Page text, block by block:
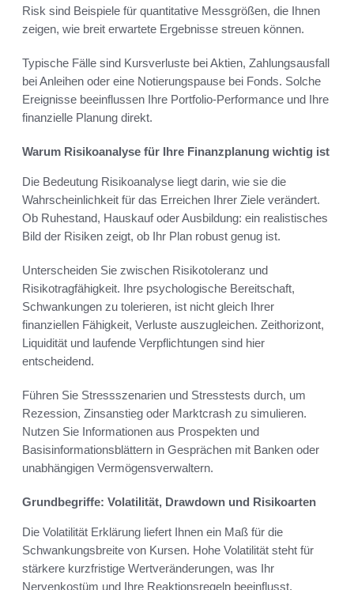
Risk sind Beispiele für quantitative Messgrößen, die Ihnen
zeigen, wie breit erwartete Ergebnisse streuen können.
Typische Fälle sind Kursverluste bei Aktien, Zahlungsausfall
bei Anleihen oder eine Notierungspause bei Fonds. Solche
Ereignisse beeinflussen Ihre Portfolio-Performance und Ihre
finanzielle Planung direkt.
Warum Risikoanalyse für Ihre Finanzplanung wichtig ist
Die Bedeutung Risikoanalyse liegt darin, wie sie die
Wahrscheinlichkeit für das Erreichen Ihrer Ziele verändert.
Ob Ruhestand, Hauskauf oder Ausbildung: ein realistisches
Bild der Risiken zeigt, ob Ihr Plan robust genug ist.
Unterscheiden Sie zwischen Risikotoleranz und
Risikotragfähigkeit. Ihre psychologische Bereitschaft,
Schwankungen zu tolerieren, ist nicht gleich Ihrer
finanziellen Fähigkeit, Verluste auszugleichen. Zeithorizont,
Liquidität und laufende Verpflichtungen sind hier
entscheidend.
Führen Sie Stressszenarien und Stresstests durch, um
Rezession, Zinsanstieg oder Marktcrash zu simulieren.
Nutzen Sie Informationen aus Prospekten und
Basisinformationsblättern in Gesprächen mit Banken oder
unabhängigen Vermögensverwaltern.
Grundbegriffe: Volatilität, Drawdown und Risikoarten
Die Volatilität Erklärung liefert Ihnen ein Maß für die
Schwankungsbreite von Kursen. Hohe Volatilität steht für
stärkere kurzfristige Wertveränderungen, was Ihr
Nervenkostüm und Ihre Reaktionsregeln beeinflusst.